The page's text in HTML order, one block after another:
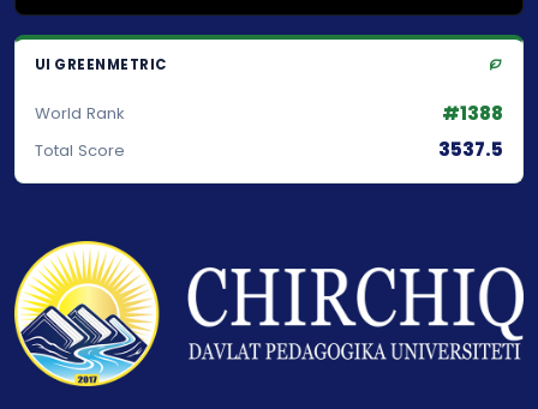
UI GREENMETRIC
World Rank #1388
Total Score 3537.5